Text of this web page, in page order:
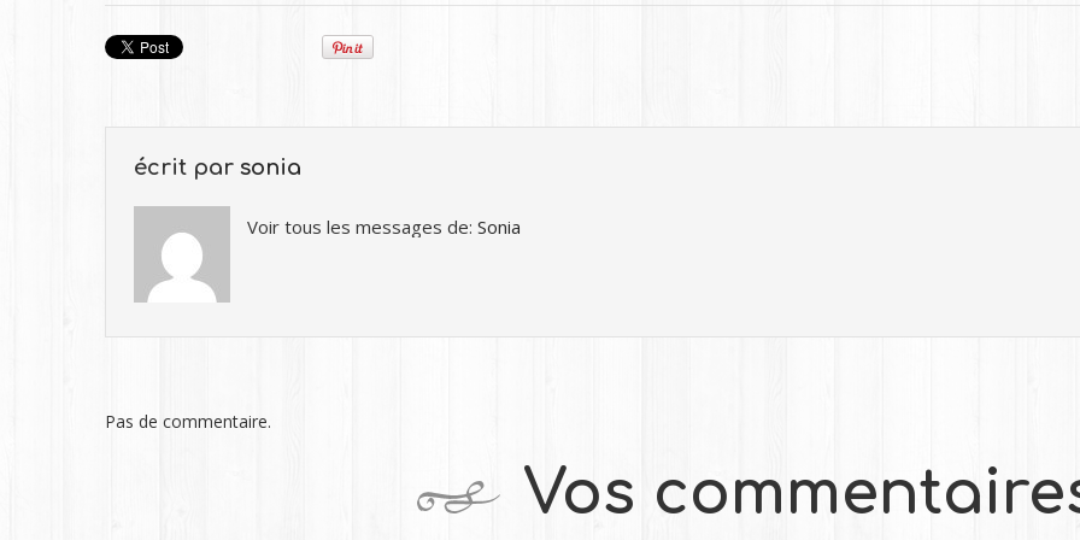
écrit par sonia
Voir tous les messages de: Sonia
Pas de commentaire.
Vos